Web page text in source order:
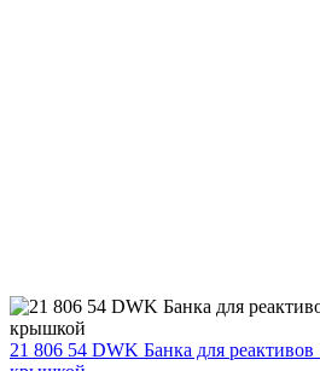
21 806 54 DWK Банка для